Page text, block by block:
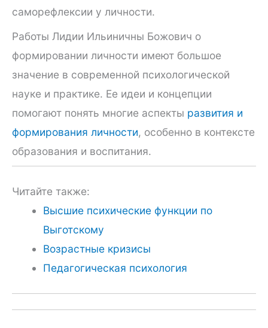
саморефлексии у личности.
Работы Лидии Ильиничны Божович о
формировании личности имеют большое
значение в современной психологической
науке и практике. Ее идеи и концепции
помогают понять многие аспекты развития и
формирования личности, особенно в контексте
образования и воспитания.
Читайте также:
Высшие психические функции по
Выготскому
Возрастные кризисы
Педагогическая психология